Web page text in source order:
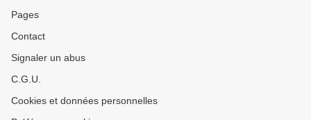
Pages
Contact
Signaler un abus
C.G.U.
Cookies et données personnelles